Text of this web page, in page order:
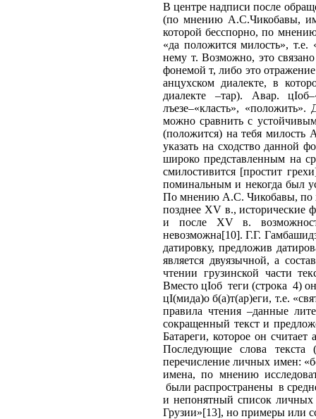
В центре надписи после
(по мнению А.С.Чикобавы, имя
которой бесспорно, по
«да положится милость»,
нему т. Возможно, это
фонемой т, либо это
анцухском диалекте, в
диалекте –тар). Авар.
лъезе–«класть»,
можно сравнить с
(положится) на тебя
указать на сходство данной
широко представленным на
смилостивится [простит
поминальным и некогда был
По мнению А.С. Чикобавы, по
позднее XV в., исторические
и после ХV в.
невозможна[10]. Г.Г.
датировку, предложив
является двуязычной, а
чтении грузинской части
Вместо цIоб теги (строка 4)
цI(мида)о б(а)т(ар)еги, т.е.
правила чтения –данные
сокращенный текст и
Батареги, которое он
Последующие слова текста
перечисление личных имен:
имена, по мнению
были распространены в
и непонятный список личных
Грузии»[13], но примеры или